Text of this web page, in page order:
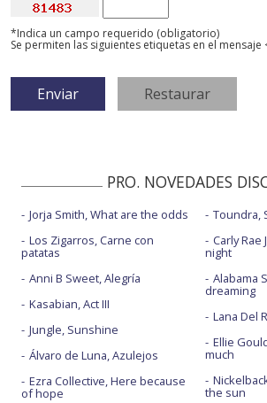
*Indica un campo requerido (obligatorio)
Se permiten las siguientes etiquetas en el mensaje
PRO. NOVEDADES
Jorja Smith, What are the odds
Los Zigarros, Carne con
patatas
Anni B Sweet, Alegría
Kasabian, Act III
Jungle, Sunshine
Álvaro de Luna, Azulejos
Ezra Collective, Here because
of hope
Toundra,
Carly Rae
night
Alabama
dreaming
Lana Del
Ellie
much
the sun